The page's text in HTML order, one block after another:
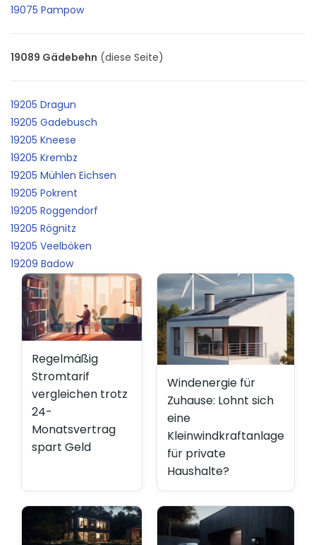
19075 Pampow
19089 Gädebehn (diese Seite)
19205 Dragun
19205 Gadebusch
19205 Kneese
19205 Krembz
19205 Mühlen Eichsen
19205 Pokrent
19205 Roggendorf
19205 Rögnitz
19205 Veelböken
19209 Badow
Regelmäßig
Stromtarif
vergleichen trotz
24-
Monatsvertrag
spart Geld
Windenergie für
Zuhause: Lohnt sich
eine
Kleinwindkraftanlage
für private
Haushalte?